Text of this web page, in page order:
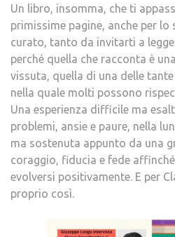
Un libro, insomma, che ti
primissime pagine, anche per lo
curato, tanto da invitarti a
perché quella che racconta è
vissuta, quella di una delle
nella quale molti possono
Una esperienza difficile ma
problemi, ansie e paure, nella
ma sostenuta appunto da una
coraggio, fiducia e fede
evolversi positivamente. E per
proprio così.